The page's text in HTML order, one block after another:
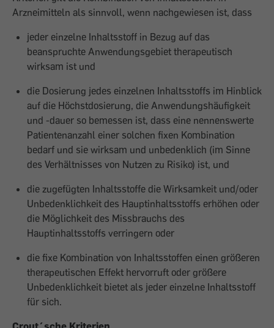
Arzneimitteln als sinnvoll, wenn nachgewiesen ist, dass
jeder einzelne Inhaltsstoff in Bezug auf das
beanspruchte Anwendungsgebiet therapeutisch
wirksam ist und
die Dosierung jedes einzelnen Inhaltsstoffs im Hinblick
auf die Höchstdosierung, die Anwendungshäufigkeit
und -dauer so bemessen ist, dass eine nennenswerte
Patientenanzahl einer solchen fixen Kombination
bedarf und sie wirksam und unbedenklich (im Sinne
des Verhältnisses von Nutzen zu Risiko) ist, und
die zugefügten Inhaltsstoffe die Wirksamkeit und/oder
Unbedenklichkeit des Hauptinhaltsstoffs erhöhen oder
die Möglichkeit des Missbrauchs des
Hauptinhaltsstoffs verringern oder
die fixe Kombination von Inhaltsstoffen einen größeren
therapeutischen Effekt hervorruft oder größere
Unbedenklichkeit bietet als jeder einzelne Inhaltsstoff
für sich.